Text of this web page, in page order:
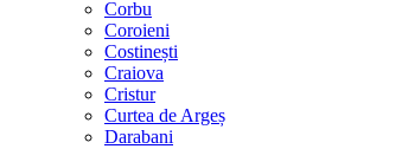
Corbu
Coroieni
Costinești
Craiova
Cristur
Curtea de Argeș
Darabani